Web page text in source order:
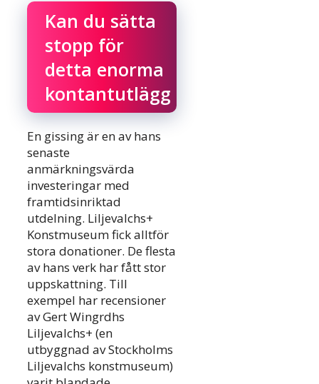
Kan du sätta
stopp för
detta enorma
kontantutlägg
En gissing är en av hans
senaste
anmärkningsvärda
investeringar med
framtidsinriktad
utdelning. Liljevalchs+
Konstmuseum fick alltför
stora donationer. De flesta
av hans verk har fått stor
uppskattning. Till
exempel har recensioner
av Gert Wingrdhs
Liljevalchs+ (en
utbyggnad av Stockholms
Liljevalchs konstmuseum)